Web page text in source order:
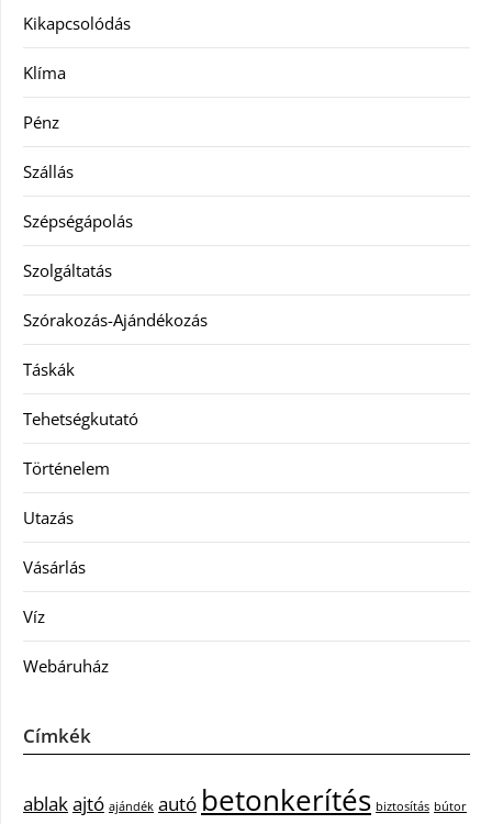
Kikapcsolódás
Klíma
Pénz
Szállás
Szépségápolás
Szolgáltatás
Szórakozás-Ajándékozás
Táskák
Tehetségkutató
Történelem
Utazás
Vásárlás
Víz
Webáruház
Címkék
ablakajtó ajándék autó betonkerítés biztosítás bútor